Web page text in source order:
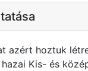
azért hoztuk
Kis- és